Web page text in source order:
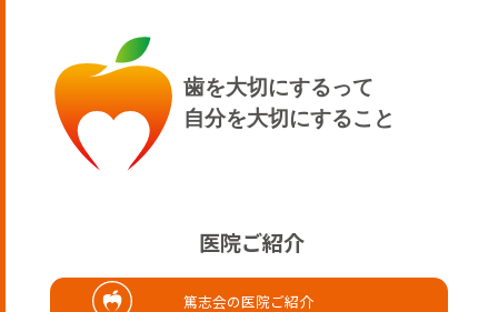
篤志会の医院ご紹介
歯を大切にするって
自分を大切にすること
医院ご紹介
医療法人篤志会 さこだ歯科